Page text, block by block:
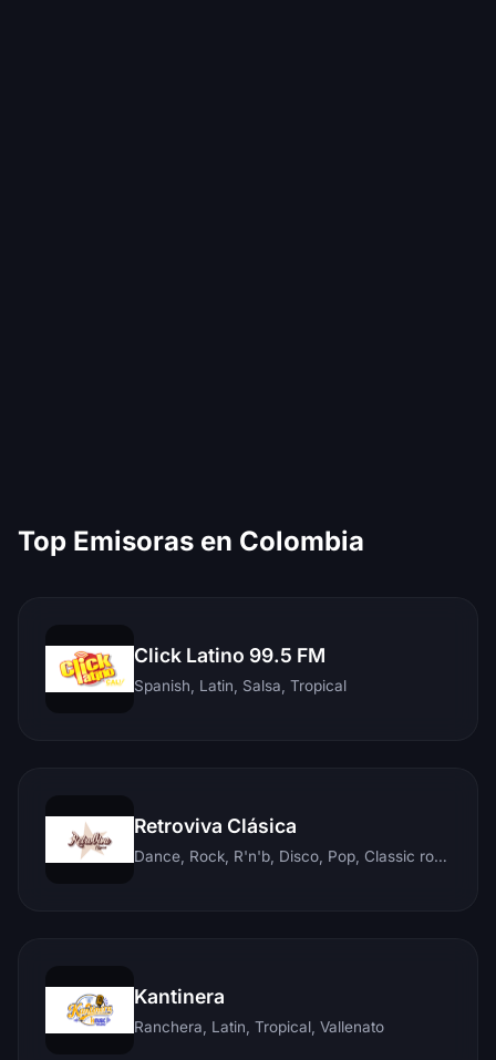
Top Emisoras en Colombia
Click Latino 99.5 FM
Spanish, Latin, Salsa, Tropical
Retroviva Clásica
Dance, Rock, R'n'b, Disco, Pop, Classic rock, Techno, Reggae
Kantinera
Ranchera, Latin, Tropical, Vallenato